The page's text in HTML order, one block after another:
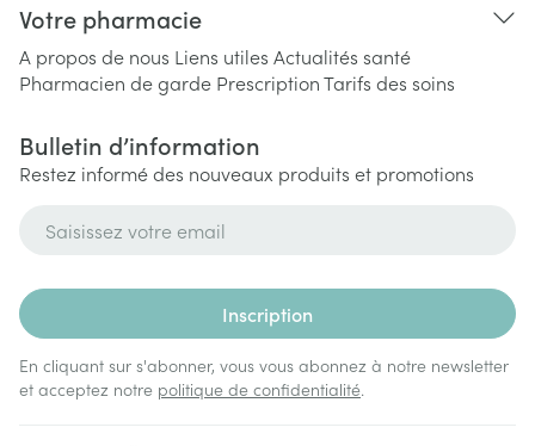
Votre pharmacie
A propos de nous Liens utiles Actualités santé
Pharmacien de garde PrescriptionTarifs des soins
Bulletin d’information
Restez informé des nouveaux produits et promotions
Inscription
En cliquant sur s'abonner, vous vous abonnez à notre newsletter
et acceptez notre politique de confidentialité.